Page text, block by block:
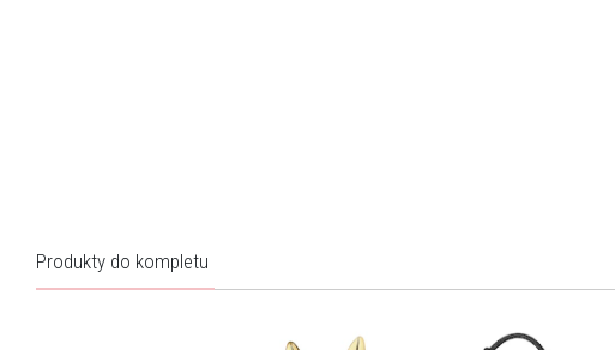
Produkty do kompletu